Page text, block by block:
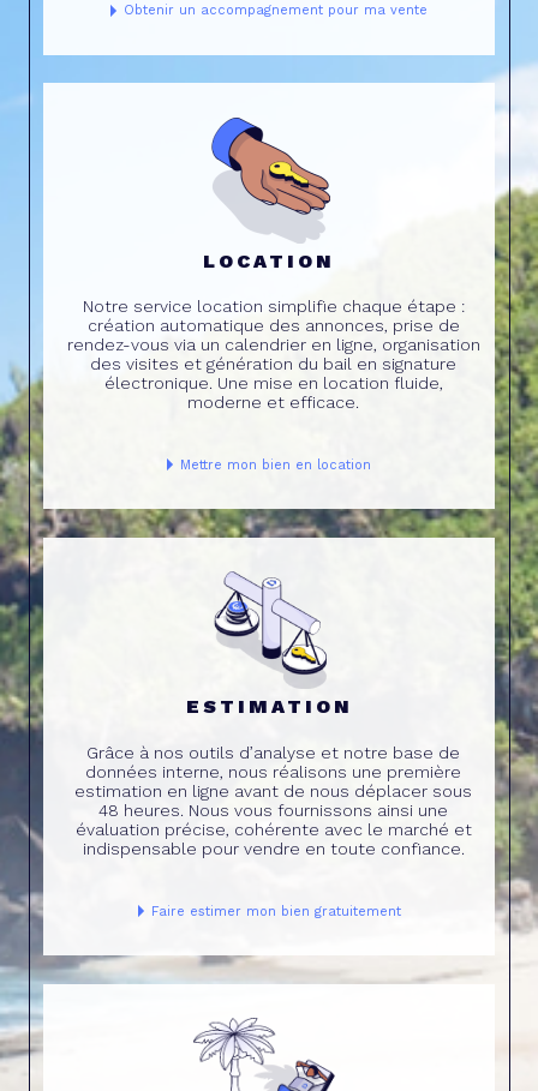
Obtenir un accompagnement pour ma vente
LOCATION
Notre service location simplifie chaque étape :
création automatique des annonces, prise de
rendez-vous via un calendrier en ligne, organisation
des visites et génération du bail en signature
électronique. Une mise en location fluide,
moderne et efficace.
Mettre mon bien en location
ESTIMATION
Grâce à nos outils d’analyse et notre base de
données interne, nous réalisons une première
estimation en ligne avant de nous déplacer sous
48 heures. Nous vous fournissons ainsi une
évaluation précise, cohérente avec le marché et
indispensable pour vendre en toute confiance.
Faire estimer mon bien gratuitement